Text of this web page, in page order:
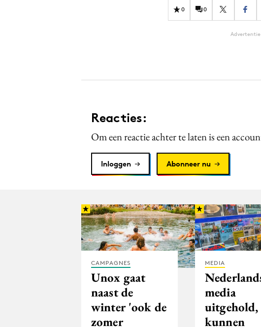
0 0
Advertentie
Reacties:
Om een reactie achter te laten is een
Inloggen Abonneer nu
CAMPAGNES
Unox gaat
naast de
winter 'ook de
zomer
MEDIA
media
uitgehold,
kunnen